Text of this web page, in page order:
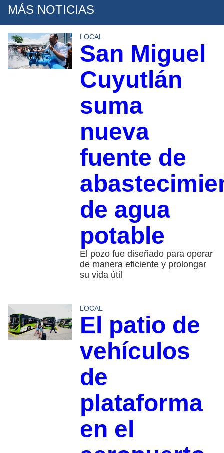
MÁS NOTICIAS
LOCAL
San Miguel
Cuyutlán
suma
nueva
fuente de
de agua
potable
El pozo fue diseñado para operar
de manera eficiente y prolongar
su vida útil
LOCAL
El patio de
vehículos
de
plataforma
en el